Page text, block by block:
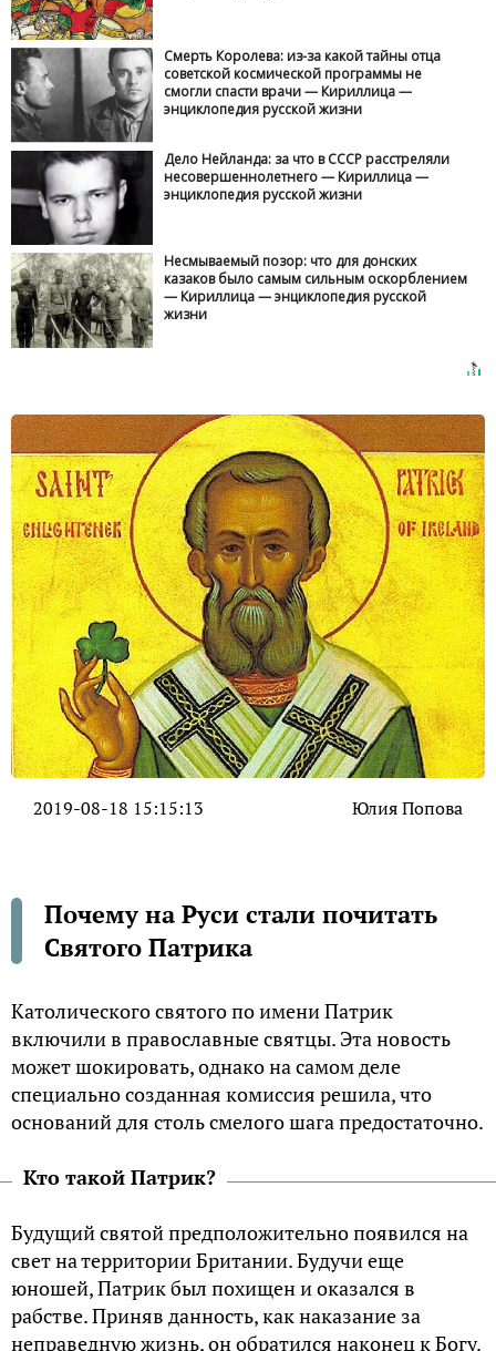
Смерть Королева: из-за какой тайны отца
советской космической программы не
смогли спасти врачи — Кириллица —
энциклопедия русской жизни
Дело Нейланда: за что в СССР расстреляли
несовершеннолетнего — Кириллица —
энциклопедия русской жизни
Несмываемый позор: что для донских
казаков было самым сильным оскорблением
— Кириллица — энциклопедия русской
жизни
2019-08-18 15:15:13 Юлия Попова
Почему на Руси стали почитать
Святого Патрика
Католического святого по имени Патрик
включили в православные святцы. Эта новость
может шокировать, однако на самом деле
специально созданная комиссия решила, что
оснований для столь смелого шага предостаточно.
Кто такой Патрик?
Будущий святой предположительно появился на
свет на территории Британии. Будучи еще
юношей, Патрик был похищен и оказался в
рабстве. Приняв данность, как наказание за
неправедную жизнь, он обратился наконец к Богу.